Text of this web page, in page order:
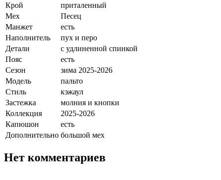
Крой
приталенный
Мех
Песец
Манжет
есть
Наполнитель
пух и перо
Детали
с удлиненной спинкой
Пояс
есть
Сезон
зима 2025-2026
Модель
пальто
Стиль
кэжаул
Застежка
молния и кнопки
Коллекция
2025-2026
Капюшон
есть
Дополнительно большой мех
Нет комментариев